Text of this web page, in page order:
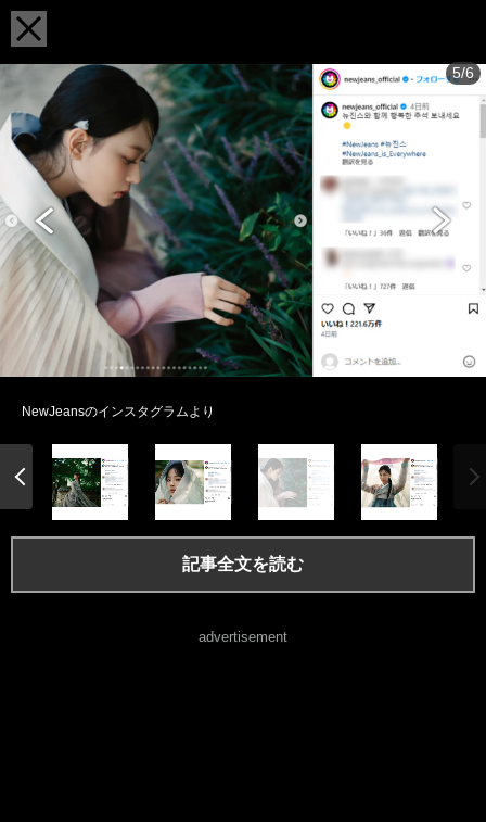
5/6
NewJeansのインスタグラムより
記事全文を読む
advertisement